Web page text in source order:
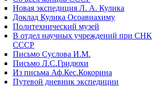
Новая экспедиция Л. А. Кулика
Доклад Кулика Осоавиахиму
Политехнический музей
В отдел научных учреждений при СНК
СССР
Письмо Суслова И.М.
Письмо Л.С.Гридюхи
Из письма Аф.Кес.Кокорина
Путевой дневник экспедиции